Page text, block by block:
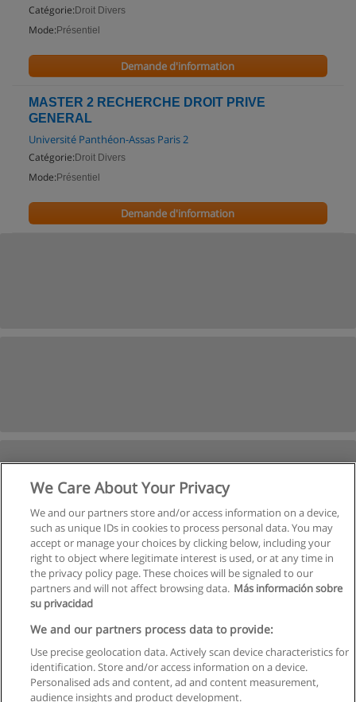
Catégorie: Droit Divers
Mode: Présentiel
Demande d'information
MASTER 2 RECHERCHE DROIT PRIVE
GENERAL
Université Panthéon-Assas Paris 2
Catégorie: Droit Divers
Mode: Présentiel
Demande d'information
Suivant
de3
Règles d'utilisation
Confidentialité des données
We Care About Your Privacy
We and our partners store and/or access information on a device,
such as unique IDs in cookies to process personal data. You may
accept or manage your choices by clicking below, including your
right to object where legitimate interest is used, or at any time in
the privacy policy page. These choices will be signaled to our
partners and will not affect browsing data. Más información sobre
su privacidad
We and our partners process data to provide:
Use precise geolocation data. Actively scan device characteristics for
identification. Store and/or access information on a device.
Personalised ads and content, ad and content measurement,
audience insights and product development.